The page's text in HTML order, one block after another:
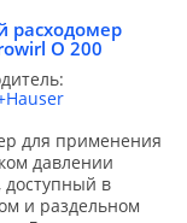
расходомер
O 200
для применения
давлении
доступный в
и раздельном